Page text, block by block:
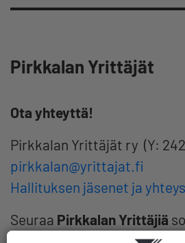
Pirkkalan Yrittäjät
Ota yhteyttä!
Pirkkalan Yrittäjät ry (Y:
pirkkalan@yrittajat.fi
Hallituksen jäsenet ja
Seuraa Pirkkalan Yrittäjiä